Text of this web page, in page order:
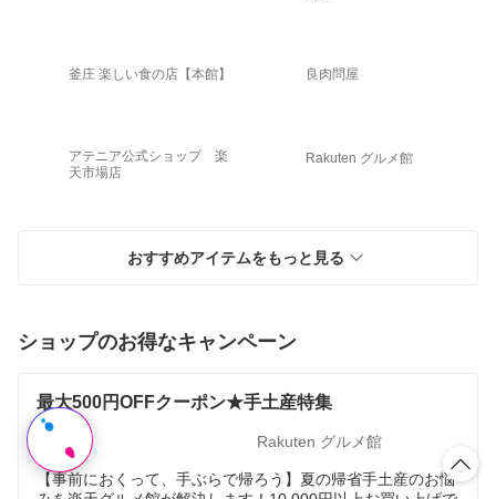
釜庄 楽しい食の店【本館】 良肉問屋
アテニア公式ショップ 楽
天市場店
Rakuten グルメ館
おすすめアイテムをもっと見る
ショップのお得なキャンペーン
最大500円OFFクーポン★手土産特集
Rakuten グルメ館
【事前におくって、手ぶらで帰ろう】夏の帰省手土産のお悩